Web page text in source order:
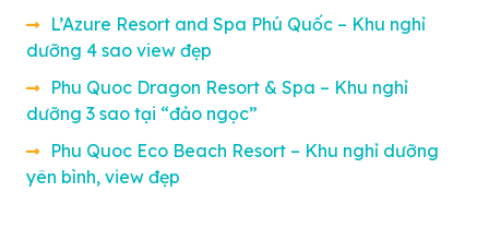
L’Azure Resort and Spa Phú Quốc – Khu nghỉ
dưỡng 4 sao view đẹp
Phu Quoc Dragon Resort & Spa – Khu nghỉ
dưỡng 3 sao tại “đảo ngọc”
Phu Quoc Eco Beach Resort – Khu nghỉ dưỡng
yên bình, view đẹp